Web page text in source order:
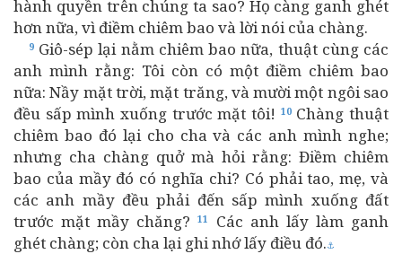
hành quyền trên chúng ta sao? Họ càng ganh ghét
hơn nữa, vì điềm chiêm bao và lời nói của chàng.
9 Giô-sép lại nằm chiêm bao nữa, thuật cùng các
anh mình rằng: Tôi còn có một điềm chiêm bao
nữa: Nầy mặt trời, mặt trăng, và mười một ngôi sao
đều sấp mình xuống trước mặt tôi! 10Chàng thuật
chiêm bao đó lại cho cha và các anh mình nghe;
nhưng cha chàng quở mà hỏi rằng: Điềm chiêm
bao của mầy đó có nghĩa chi? Có phải tao, mẹ, và
các anh mầy đều phải đến sấp mình xuống đất
trước mặt mầy chăng?11
Các anh lấy làm ganh
ghét chàng; còn cha lại ghi nhớ lấy điều đó.⚓